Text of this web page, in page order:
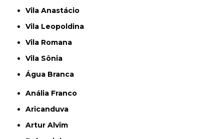
Vila Anastácio
Vila Leopoldina
Vila Romana
Vila Sônia
Água Branca
Anália Franco
Aricanduva
Artur Alvim